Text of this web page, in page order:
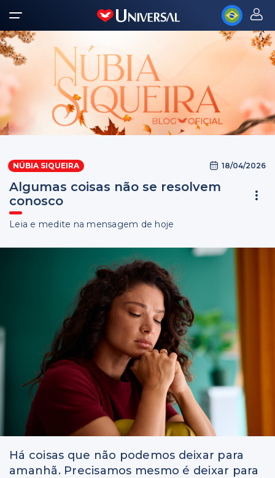
NÚBIA SIQUEIRA 18/04/2026
Algumas coisas não se resolvem
conosco
Leia e medite na mensagem de hoje
Há coisas que não podemos deixar para
amanhã. Precisamos mesmo é deixar para